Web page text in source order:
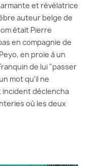
et révélatrice
auteur belge de
était Pierre
en compagnie de
en proie à un
de lui "passer
mot qu'il ne
incident déclencha
où les deux